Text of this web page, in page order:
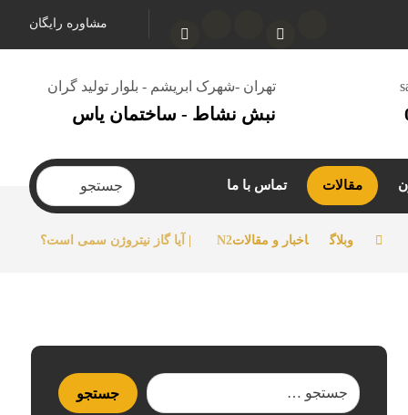
مشاوره رایگان
تهران -شهرک ابریشم - بلوار تولید گران
نبش نشاط - ساختمان یاس
مقالات تماس با ما
وبلاگ اخبار و مقالاتN2 | آیا گاز نیتروژن سمی است؟